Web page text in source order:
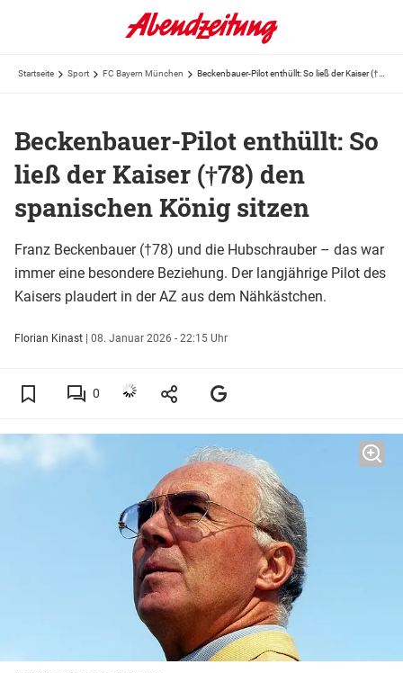
Startseite Sport FC Bayern München
Beckenbauer-Pilot enthüllt: So
ließ der Kaiser (†78) den
spanischen König sitzen
Franz Beckenbauer (†78) und die Hubschrauber – das war
immer eine besondere Beziehung. Der langjährige Pilot des
Kaisers plaudert in der AZ aus dem Nähkästchen.
Florian Kinast | 08. Januar 2026 - 22:15 Uhr
0